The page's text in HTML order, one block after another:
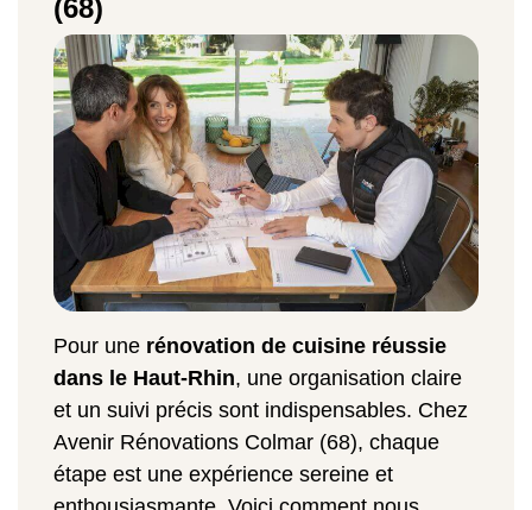
(68)
Pour une rénovation de cuisine réussie
dans le Haut-Rhin, une organisation claire
et un suivi précis sont indispensables. Chez
Avenir Rénovations Colmar (68), chaque
étape est une expérience sereine et